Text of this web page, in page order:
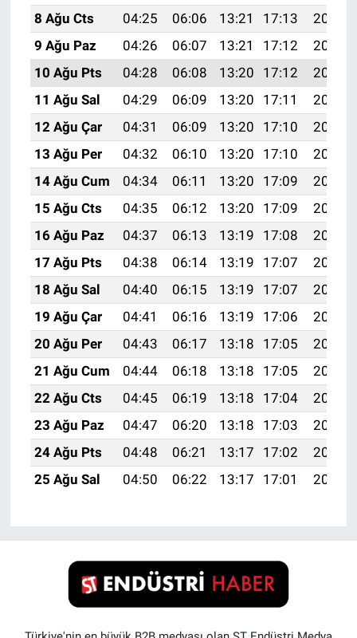
8 Ağu Cts
04:25 06:06 13:21 17:13
20:26
9 Ağu Paz
04:26 06:07 13:21 17:12
20:25
10 Ağu Pts
04:28 06:08 13:20 17:12
20:23
11 Ağu Sal
04:29 06:09 13:20 17:11
20:22
12 Ağu Çar
04:31 06:09 13:20 17:10
20:21
13 Ağu Per
04:32 06:10 13:20 17:10
20:19
14 Ağu Cum
04:34 06:11 13:20 17:09
20:18
15 Ağu Cts
04:35 06:12 13:20 17:09
20:17
16 Ağu Paz
04:37 06:13 13:19 17:08
20:15
17 Ağu Pts
04:38 06:14 13:19 17:07
20:14
18 Ağu Sal
04:40 06:15 13:19 17:07
20:12
19 Ağu Çar
04:41 06:16 13:19 17:06
20:11
20 Ağu Per
04:43 06:17 13:18 17:05
20:10
21 Ağu Cum
04:44 06:18 13:18 17:05
20:08
22 Ağu Cts
04:45 06:19 13:18 17:04
20:07
23 Ağu Paz
04:47 06:20 13:18 17:03
20:05
24 Ağu Pts
04:48 06:21 13:17 17:02
20:04
25 Ağu Sal
04:50 06:22 13:17 17:01 20:02